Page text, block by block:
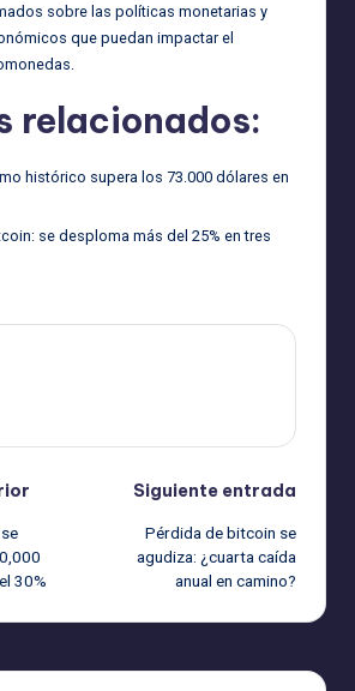
sobre las políticas monetarias y
que puedan impactar el
relacionados:
histórico supera los 73.000 dólares en
se desploma más del 25% en tres
30%
Siguiente entrada
Pérdida de bitcoin se
agudiza: ¿cuarta caída
anual en camino?